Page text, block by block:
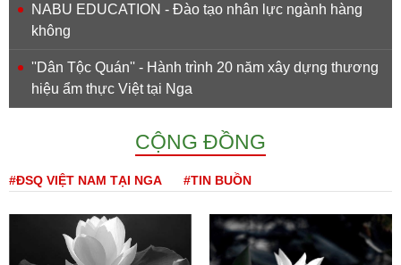
NABU EDUCATION - Đào tạo nhân lực ngành hàng
không
''Dân Tộc Quán'' - Hành trình 20 năm xây dựng thương
hiệu ẩm thực Việt tại Nga
CỘNG ĐỒNG
#ĐSQ VIỆT NAM TẠI NGA #TIN BUỒN